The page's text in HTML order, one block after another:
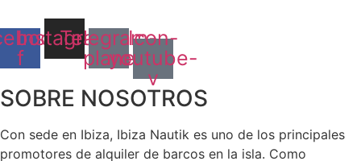
f
Instagram
Telegram-
plane
Icon-
youtube-
v
SOBRE NOSOTROS
Con sede en Ibiza, Ibiza Nautik es uno de los principales
promotores de alquiler de barcos en la isla. Como